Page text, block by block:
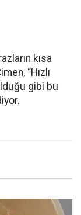
kısa
“Hızlı
gibi bu